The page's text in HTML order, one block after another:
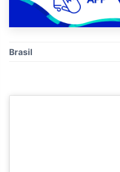
Brasil